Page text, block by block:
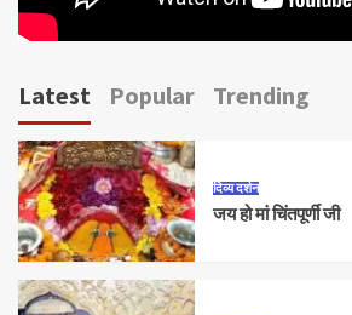
Latest Popular Trending
दिव्य दर्शन
जय हो मां चिंतपूर्णी जी